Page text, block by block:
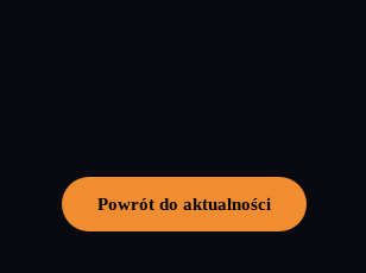
Powrót do aktualności